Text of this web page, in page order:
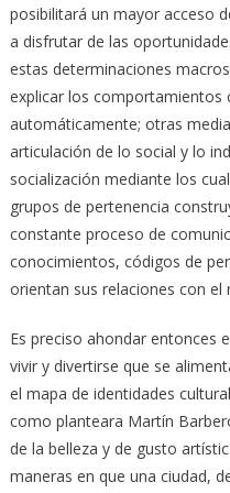
posibilitará un mayor acceso
a disfrutar de las
estas determinaciones
explicar los comportamientos
automáticamente; otras
articulación de lo social y lo
socialización mediante los
grupos de pertenencia
constante proceso de
conocimientos, códigos de
orientan sus relaciones con el
Es preciso ahondar entonces
vivir y divertirse que se
el mapa de identidades
como planteara Martín
de la belleza y de gusto
maneras en que una ciudad,